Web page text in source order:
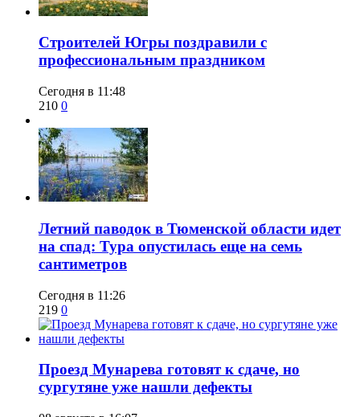
​Строителей Югры поздравили с
профессиональным праздником
Сегодня в 11:48
210 0
​Летний паводок в Тюменской области идет
на спад: Тура опустилась еще на семь
сантиметров
Сегодня в 11:26
219 0
​Проезд Мунарева готовят к сдаче, но
сургутяне уже нашли дефекты